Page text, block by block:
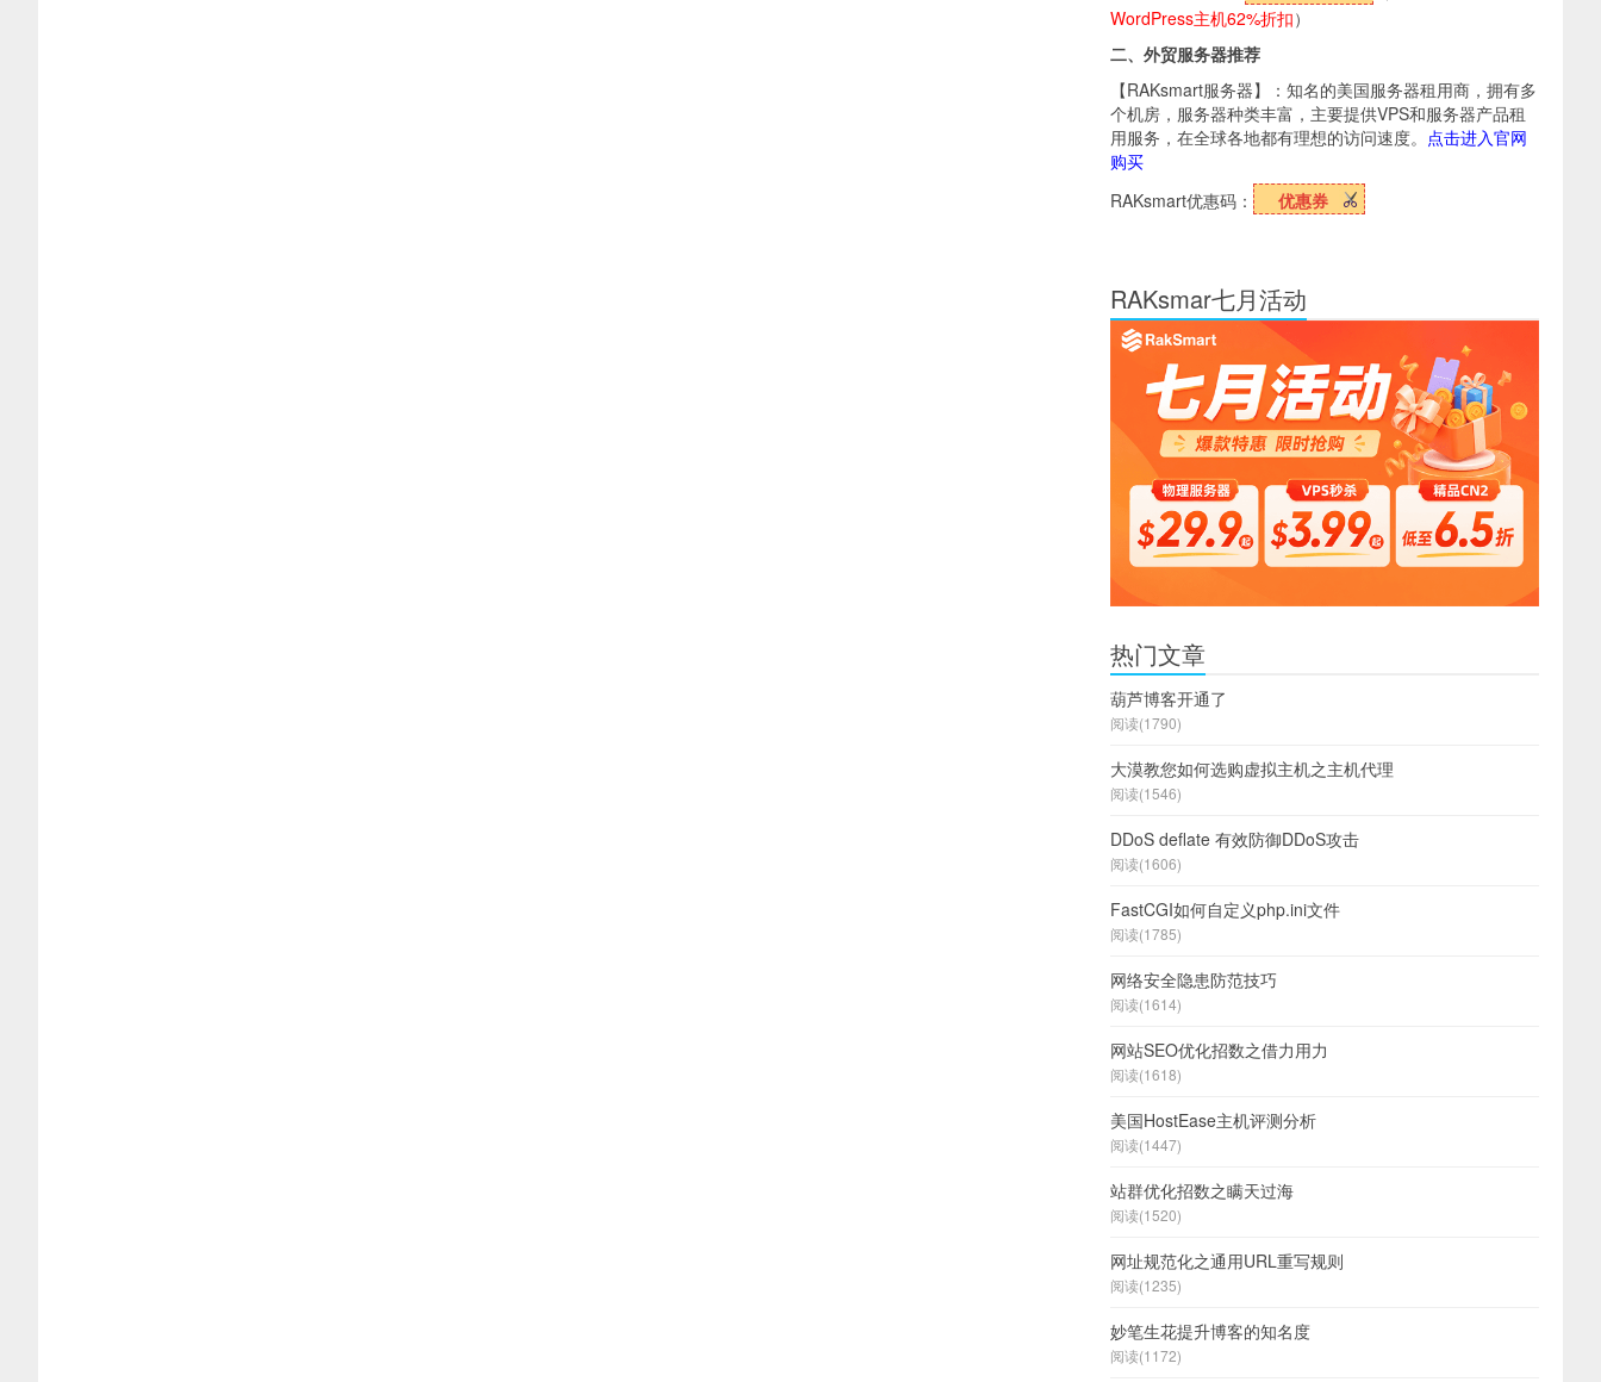
WordPress主机62%折扣）
二、外贸服务器推荐
【RAKsmart服务器】：知名的美国服务器租用商，拥有多
个机房，服务器种类丰富，主要提供VPS和服务器产品租
用服务，在全球各地都有理想的访问速度。 点击进入官网
购买
RAKsmart优惠码：
优惠券
RAKsmar七月活动
热门文章
葫芦博客开通了
阅读(1790)
大漠教您如何选购虚拟主机之主机代理
阅读(1546)
DDoS deflate 有效防御DDoS攻击
阅读(1606)
FastCGI如何自定义php.ini文件
阅读(1785)
网络安全隐患防范技巧
阅读(1614)
网站SEO优化招数之借力用力
阅读(1618)
美国HostEase主机评测分析
阅读(1447)
站群优化招数之瞒天过海
阅读(1520)
网址规范化之通用URL重写规则
阅读(1235)
妙笔生花提升博客的知名度
阅读(1172)